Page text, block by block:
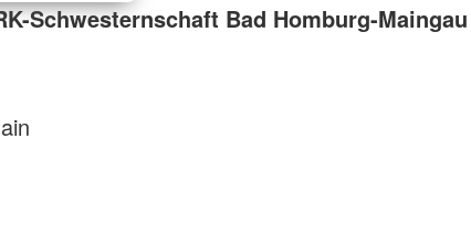
Schwesternschaft Bad Homburg-Maingau